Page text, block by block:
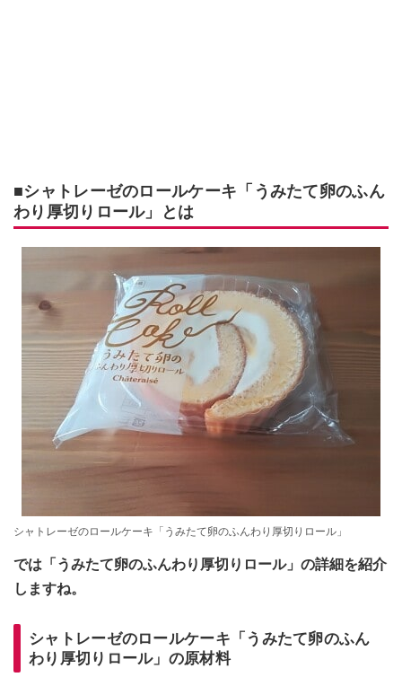
■シャトレーゼのロールケーキ「うみたて卵のふん
わり厚切りロール」とは
シャトレーゼのロールケーキ「うみたて卵のふんわり厚切りロール」
では「うみたて卵のふんわり厚切りロール」の詳細を紹介
しますね。
シャトレーゼのロールケーキ「うみたて卵のふん
わり厚切りロール」の原材料